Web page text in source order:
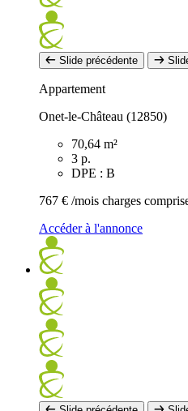
Slide précédente
Appartement
Onet-le-Château (12850)
70,64 m²
3 p.
DPE : B
767 € /mois charges
Accéder à l'annonce